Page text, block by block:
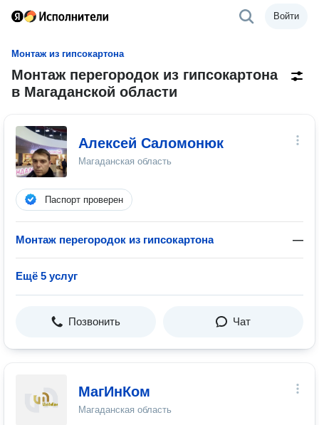
Войти
Монтаж из гипсокартона
Монтаж перегородок из гипсокартона
в Магаданской области
Алексей Саломонюк
Магаданская область
Паспорт проверен
Монтаж перегородок из гипсокартона —
Ещё 5 услуг
Позвонить Чат
МагИнКом
Магаданская область